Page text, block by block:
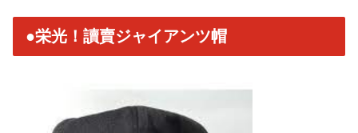
●栄光！讀賣ジャイアンツ帽